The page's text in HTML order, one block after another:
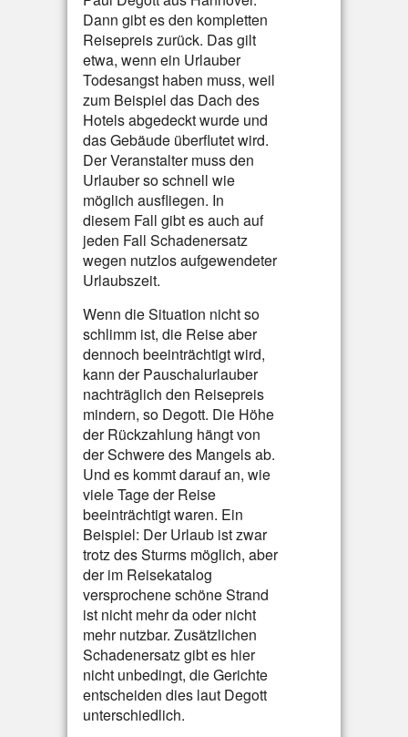
Dann gibt es den kompletten
Reisepreis zurück. Das gilt
etwa, wenn ein Urlauber
Todesangst haben muss, weil
zum Beispiel das Dach des
Hotels abgedeckt wurde und
das Gebäude überflutet wird.
Der Veranstalter muss den
Urlauber so schnell wie
möglich ausfliegen. In
diesem Fall gibt es auch auf
jeden Fall Schadenersatz
wegen nutzlos aufgewendeter
Urlaubszeit.
Wenn die Situation nicht so
schlimm ist, die Reise aber
dennoch beeinträchtigt wird,
kann der Pauschalurlauber
nachträglich den Reisepreis
mindern, so Degott. Die Höhe
der Rückzahlung hängt von
der Schwere des Mangels ab.
Und es kommt darauf an, wie
viele Tage der Reise
beeinträchtigt waren. Ein
Beispiel: Der Urlaub ist zwar
trotz des Sturms möglich, aber
der im Reisekatalog
versprochene schöne Strand
ist nicht mehr da oder nicht
mehr nutzbar. Zusätzlichen
Schadenersatz gibt es hier
nicht unbedingt, die Gerichte
entscheiden dies laut Degott
unterschiedlich.